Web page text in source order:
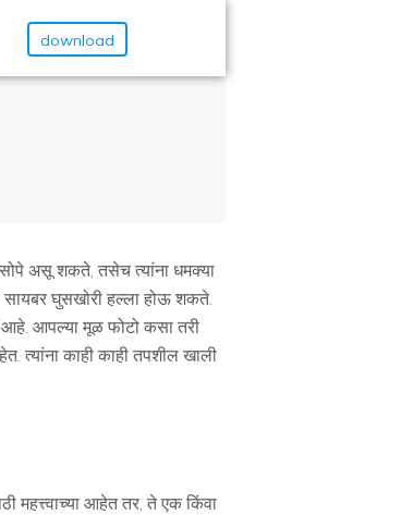
download
असू शकते, तसेच त्यांना धमक्या
घुसखोरी हल्ला होऊ शकते.
आहे. आपल्या मूळ फोटो कसा तरी
त्यांना काही काही तपशील खाली
महत्त्वाच्या आहेत तर, ते एक किंवा